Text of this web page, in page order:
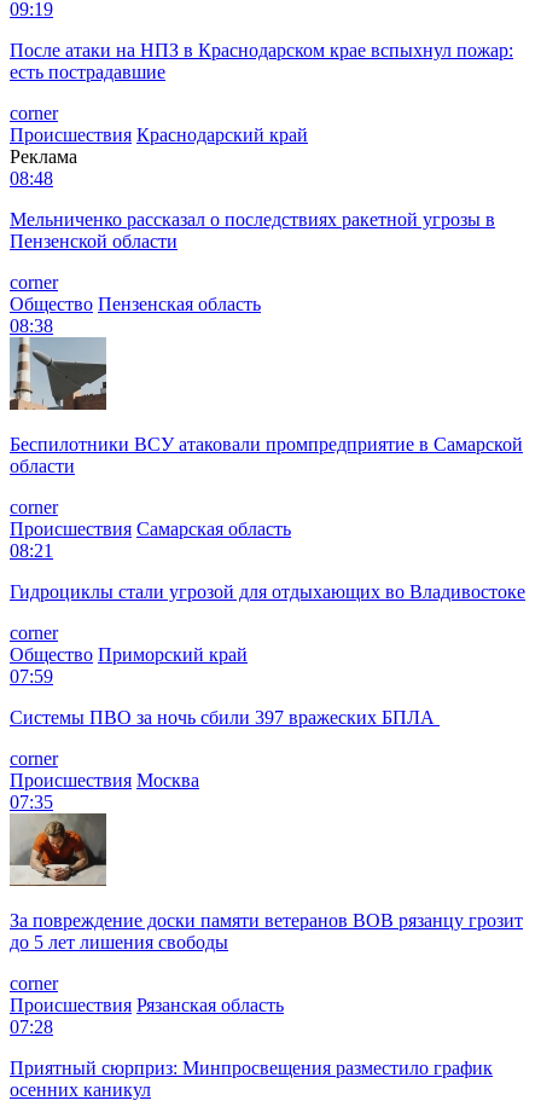
09:19
После атаки на НПЗ в Краснодарском крае вспыхнул пожар:
есть пострадавшие
corner
Происшествия Краснодарский край
Реклама
08:48
Мельниченко рассказал о последствиях ракетной угрозы в
Пензенской области
corner
Общество Пензенская область
08:38
Беспилотники ВСУ атаковали промпредприятие в Самарской
области
corner
Происшествия Самарская область
08:21
Гидроциклы стали угрозой для отдыхающих во Владивостоке
corner
Общество Приморский край
07:59
Системы ПВО за ночь сбили 397 вражеских БПЛА
corner
Происшествия Москва
07:35
За повреждение доски памяти ветеранов ВОВ рязанцу грозит
до 5 лет лишения свободы
corner
Происшествия Рязанская область
07:28
Приятный сюрприз: Минпросвещения разместило график
осенних каникул